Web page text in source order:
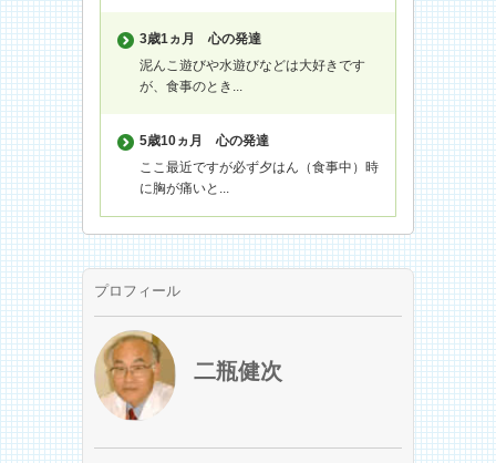
3歳1ヵ月
心の発達
泥んこ遊びや水遊びなどは大好きです
が、食事のとき...
5歳10ヵ月
心の発達
ここ最近ですが必ず夕はん（食事中）時
に胸が痛いと...
プロフィール
二瓶健次